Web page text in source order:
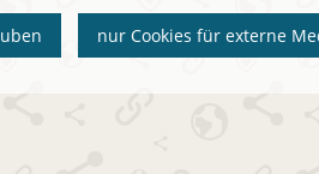
nur Cookies für externe